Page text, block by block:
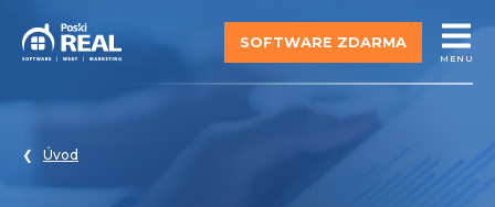
SOFTWARE ZDARMA
MENU
Úvod